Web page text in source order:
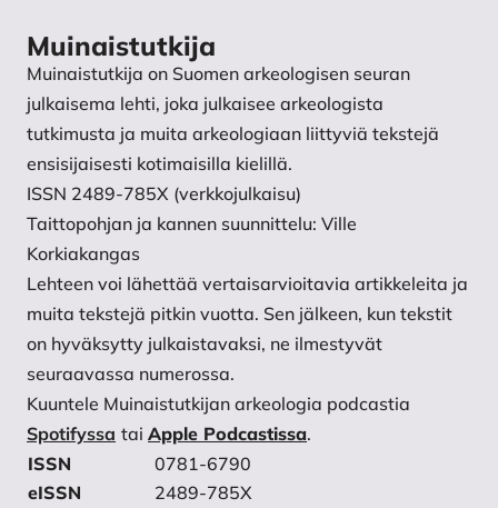
Muinaistutkija
Muinaistutkija on Suomen arkeologisen seuran
julkaisema lehti, joka julkaisee arkeologista
tutkimusta ja muita arkeologiaan liittyviä tekstejä
ensisijaisesti kotimaisilla kielillä.
ISSN 2489-785X (verkkojulkaisu)
Taittopohjan ja kannen suunnittelu: Ville
Korkiakangas
Lehteen voi lähettää vertaisarvioitavia artikkeleita ja
muita tekstejä pitkin vuotta. Sen jälkeen, kun tekstit
on hyväksytty julkaistavaksi, ne ilmestyvät
seuraavassa numerossa.
Kuuntele Muinaistutkijan arkeologia podcastia
Spotifyssa tai Apple Podcastissa.
ISSN
0781-6790
eISSN
2489-785X